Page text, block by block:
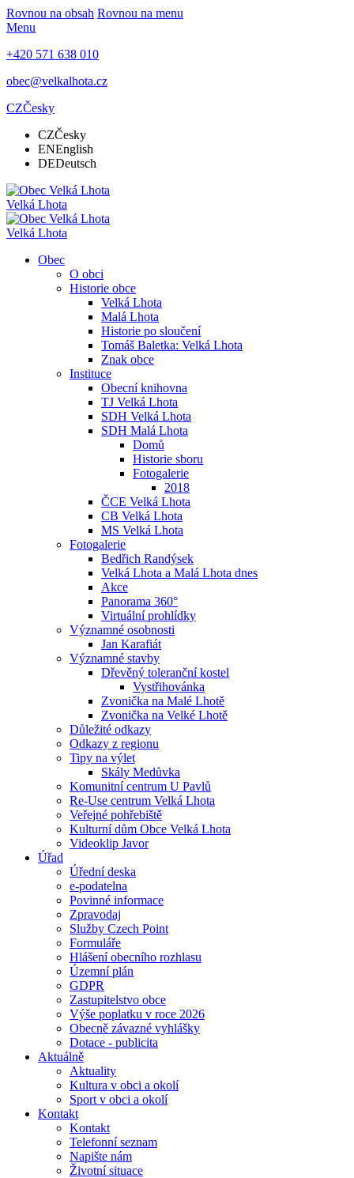
Rovnou na obsah Rovnou na menu
Menu
+420 571 638 010
obec@velkalhota.cz
CZČesky
CZČesky
ENEnglish
DEDeutsch
Velká Lhota
Velká Lhota
Obec
O obci
Historie obce
Velká Lhota
Malá Lhota
Historie po sloučení
Tomáš Baletka: Velká Lhota
Znak obce
Instituce
Obecní knihovna
TJ Velká Lhota
SDH Velká Lhota
SDH Malá Lhota
Domů
Historie sboru
Fotogalerie
2018
ČCE Velká Lhota
CB Velká Lhota
MS Velká Lhota
Fotogalerie
Bedřich Randýsek
Velká Lhota a Malá Lhota dnes
Akce
Panorama 360°
Virtuální prohlídky
Významné osobnosti
Jan Karafiát
Významné stavby
Dřevěný toleranční kostel
Vystřihovánka
Zvonička na Malé Lhotě
Zvonička na Velké Lhotě
Důležité odkazy
Odkazy z regionu
Tipy na výlet
Skály Medůvka
Komunitní centrum U Pavlů
Re-Use centrum Velká Lhota
Veřejné pohřebiště
Kulturní dům Obce Velká Lhota
Videoklip Javor
Úřad
Úřední deska
e-podatelna
Povinné informace
Zpravodaj
Služby Czech Point
Formuláře
Hlášení obecního rozhlasu
Územní plán
GDPR
Zastupitelstvo obce
Výše poplatku v roce 2026
Obecně závazné vyhlášky
Dotace - publicita
Aktuálně
Aktuality
Kultura v obci a okolí
Sport v obci a okolí
Kontakt
Kontakt
Telefonní seznam
Napište nám
Životní situace